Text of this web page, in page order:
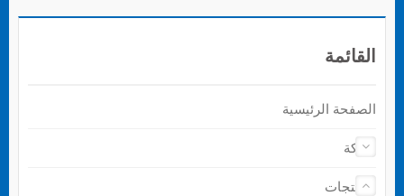
القائمة
الصفحة الرئيسية
شركة
المنتجات